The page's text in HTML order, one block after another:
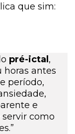
que sim:
pré-ictal ,
antes
período,
e
como